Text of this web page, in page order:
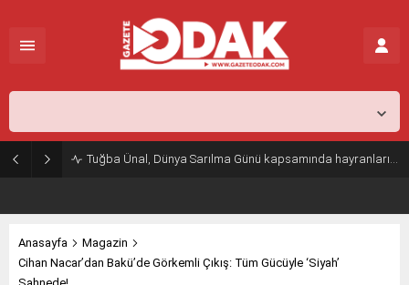
Tuğba Ünal, Dünya Sarılma Günü kapsamında hayranlarıyla buluştu
Anasayfa
Magazin
Cihan Nacar’dan Bakü’de Görkemli Çıkış: Tüm Gücüyle ‘Siyah’